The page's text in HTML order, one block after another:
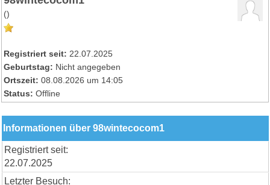
()
Registriert seit: 22.07.2025
Geburtstag: Nicht angegeben
Ortszeit: 08.08.2026 um 14:05
Status: Offline
Informationen über 98wintecocom1
Registriert seit:
22.07.2025
Letzter Besuch: